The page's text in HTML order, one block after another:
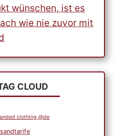
wünschen, ist es
wie nie zuvor mit
CLOUD
clothing @de